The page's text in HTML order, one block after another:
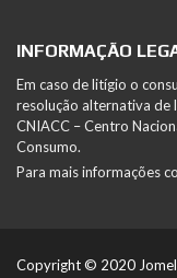
INFORMAÇÃO
Em caso de litígio o
resolução alternativa de
CNIACC – Centro
Consumo.
Para mais informações
Copyright © 2020